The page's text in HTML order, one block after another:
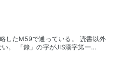
したM59で通っている。 読書以外
。 「錄」の字がJIS漢字第一…